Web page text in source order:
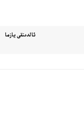
ئالدىنقى يازما